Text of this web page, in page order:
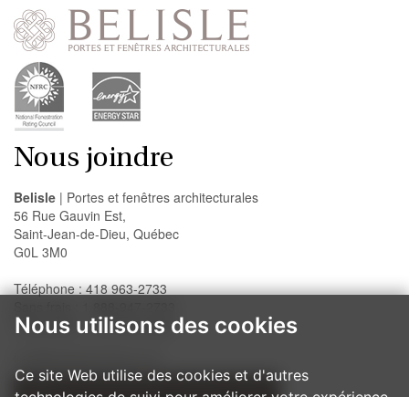
Nous utilisons des cookies
Ce site Web utilise des cookies et d'autres
Nous joindre
Belisle | Portes et fenêtres architecturales
56 Rue Gauvin Est,
Saint-Jean-de-Dieu, Québec
G0L 3M0
Téléphone : 418 963-2733
Télécopieur : 418 963-2200